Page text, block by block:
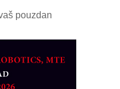
pouzdan
pravca MINI-